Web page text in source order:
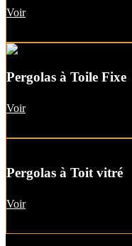
Voir
Pergolas à Toile Fixe
Voir
Pergolas à Toit vitré
Voir